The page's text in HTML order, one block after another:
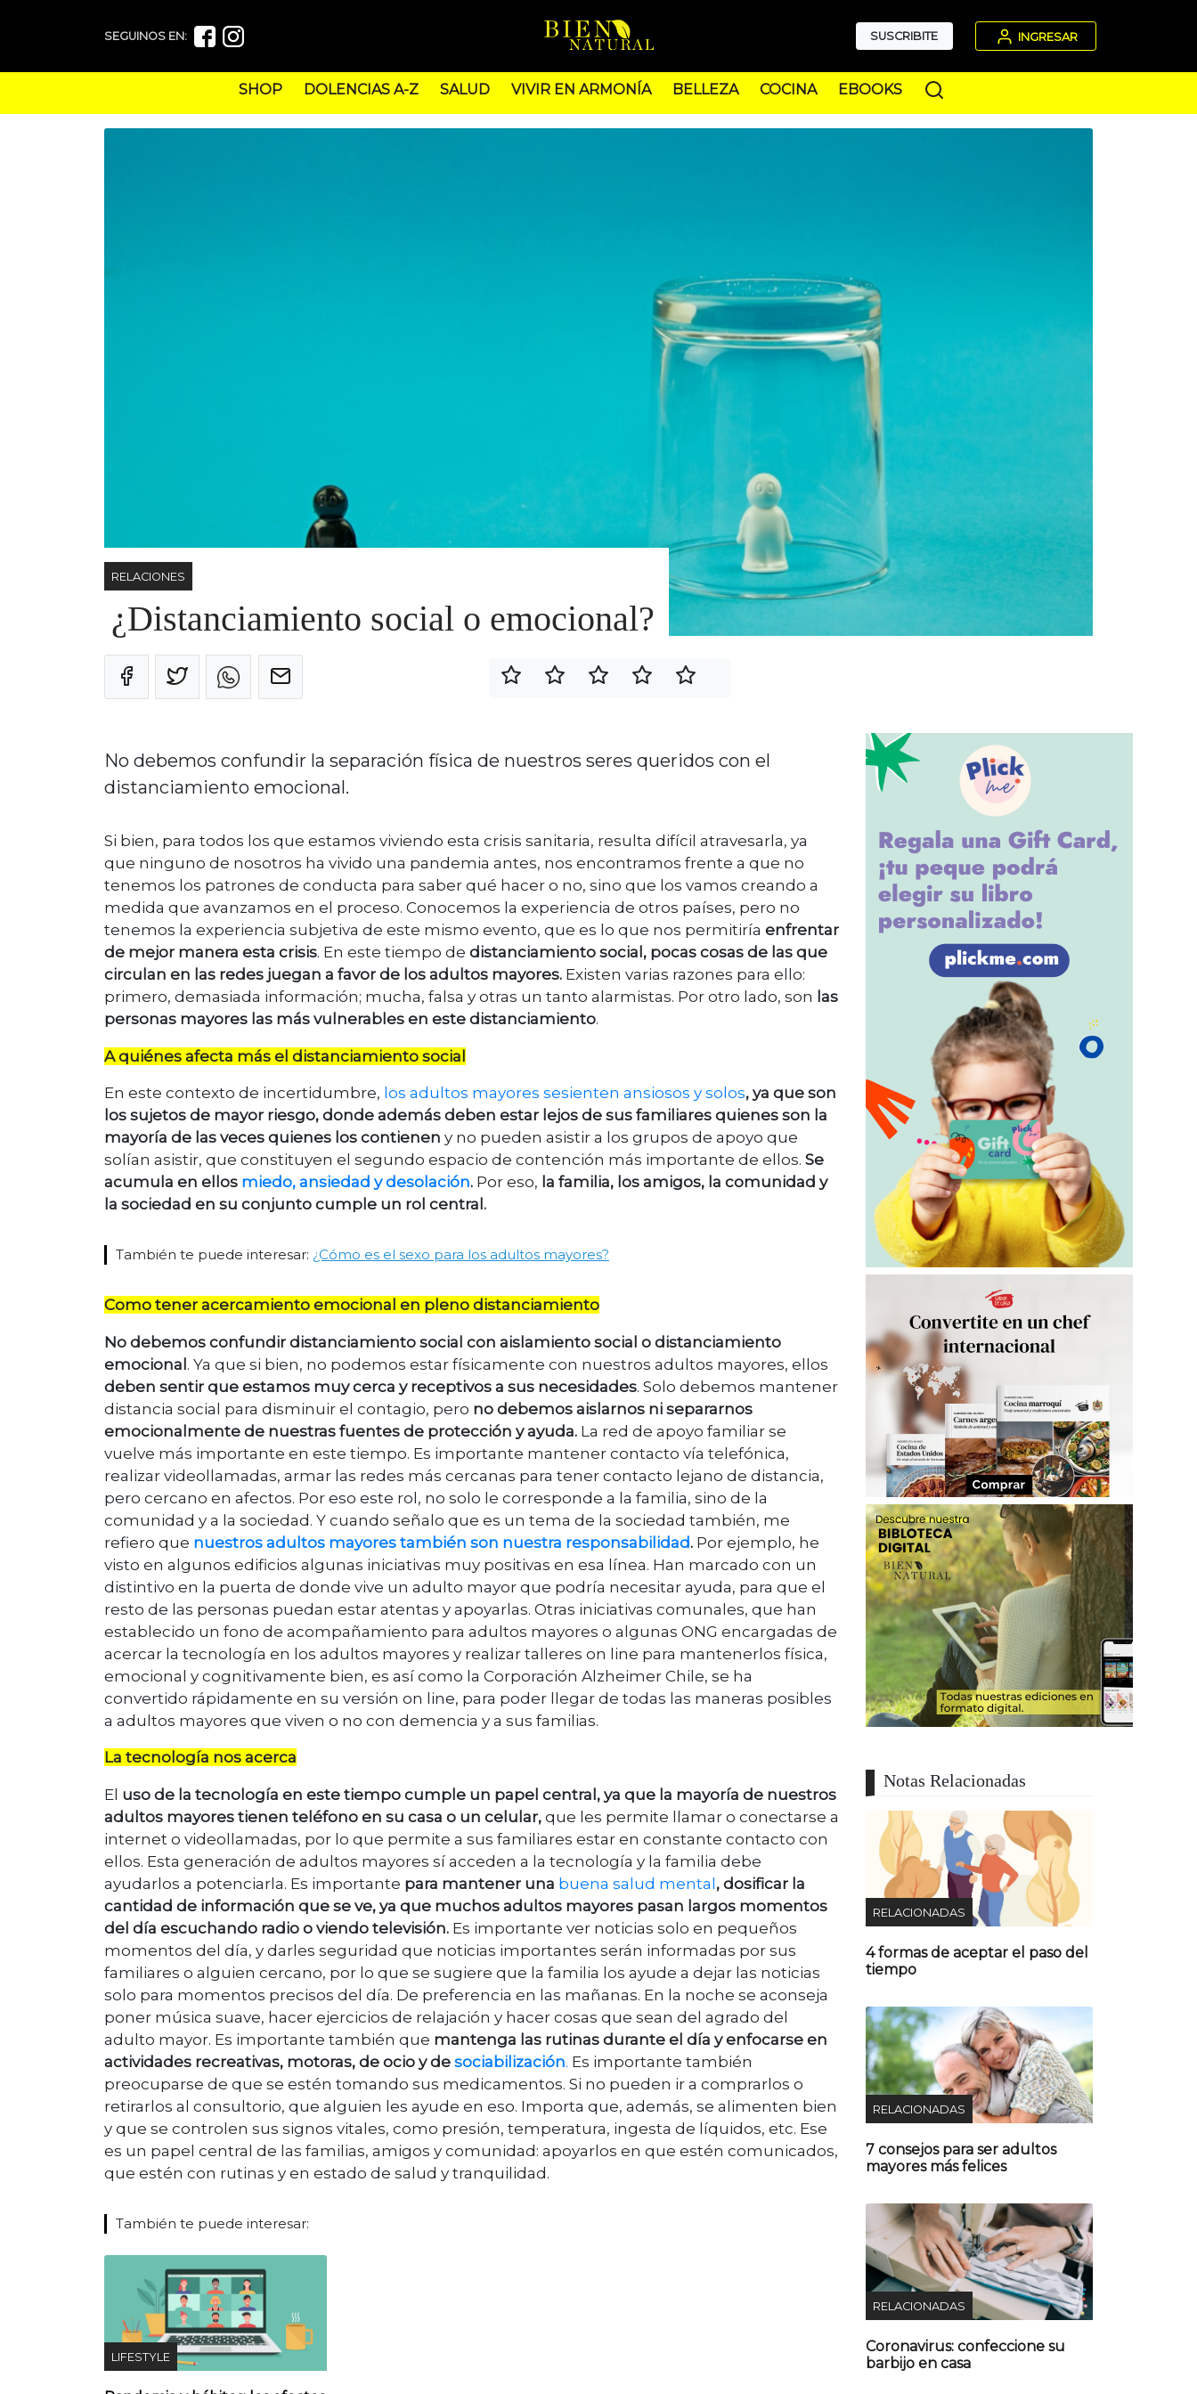
SEGUINOS EN: SUSCRIBITE INGRESAR
SHOP DOLENCIAS A-Z SALUD VIVIR EN ARMONÍA BELLEZA COCINA EBOOKS
RELACIONES
¿Distanciamiento social o emocional?
No debemos confundir la separación física de nuestros seres queridos con el
distanciamiento emocional.
Si bien, para todos los que estamos viviendo esta crisis sanitaria, resulta difícil atravesarla, ya
que ninguno de nosotros ha vivido una pandemia antes, nos encontramos frente a que no
tenemos los patrones de conducta para saber qué hacer o no, sino que los vamos creando a
medida que avanzamos en el proceso. Conocemos la experiencia de otros países, pero no
tenemos la experiencia subjetiva de este mismo evento, que es lo que nos permitiría enfrentar
de mejor manera esta crisis. En este tiempo de distanciamiento social, pocas cosas de las que
circulan en las redes juegan a favor de los adultos mayores. Existen varias razones para ello:
primero, demasiada información; mucha, falsa y otras un tanto alarmistas. Por otro lado, son las
personas mayores las más vulnerables en este distanciamiento.
A quiénes afecta más el distanciamiento social
En este contexto de incertidumbre, los adultos mayores sesienten ansiosos y solos, ya que son
los sujetos de mayor riesgo, donde además deben estar lejos de sus familiares quienes son la
mayoría de las veces quienes los contienen y no pueden asistir a los grupos de apoyo que
solían asistir, que constituyen el segundo espacio de contención más importante de ellos. Se
acumula en ellos miedo, ansiedad y desolación. Por eso, la familia, los amigos, la comunidad y
la sociedad en su conjunto cumple un rol central.
También te puede interesar: ¿Cómo es el sexo para los adultos mayores?
Como tener acercamiento emocional en pleno distanciamiento
No debemos confundir distanciamiento social con aislamiento social o distanciamiento
emocional. Ya que si bien, no podemos estar físicamente con nuestros adultos mayores, ellos
deben sentir que estamos muy cerca y receptivos a sus necesidades. Solo debemos mantener
distancia social para disminuir el contagio, pero no debemos aislarnos ni separarnos
emocionalmente de nuestras fuentes de protección y ayuda. La red de apoyo familiar se
vuelve más importante en este tiempo. Es importante mantener contacto vía telefónica,
realizar videollamadas, armar las redes más cercanas para tener contacto lejano de distancia,
pero cercano en afectos. Por eso este rol, no solo le corresponde a la familia, sino de la
comunidad y a la sociedad. Y cuando señalo que es un tema de la sociedad también, me
refiero que nuestros adultos mayores también son nuestra responsabilidad. Por ejemplo, he
visto en algunos edificios algunas iniciativas muy positivas en esa línea. Han marcado con un
distintivo en la puerta de donde vive un adulto mayor que podría necesitar ayuda, para que el
resto de las personas puedan estar atentas y apoyarlas. Otras iniciativas comunales, que han
establecido un fono de acompañamiento para adultos mayores o algunas ONG encargadas de
acercar la tecnología en los adultos mayores y realizar talleres on line para mantenerlos física,
emocional y cognitivamente bien, es así como la Corporación Alzheimer Chile, se ha
convertido rápidamente en su versión on line, para poder llegar de todas las maneras posibles
a adultos mayores que viven o no con demencia y a sus familias.
La tecnología nos acerca
El uso de la tecnología en este tiempo cumple un papel central, ya que la mayoría de nuestros
adultos mayores tienen teléfono en su casa o un celular, que les permite llamar o conectarse a
internet o videollamadas, por lo que permite a sus familiares estar en constante contacto con
ellos. Esta generación de adultos mayores sí acceden a la tecnología y la familia debe
ayudarlos a potenciarla. Es importante para mantener una buena salud mental, dosificar la
cantidad de información que se ve, ya que muchos adultos mayores pasan largos momentos
del día escuchando radio o viendo televisión. Es importante ver noticias solo en pequeños
momentos del día, y darles seguridad que noticias importantes serán informadas por sus
familiares o alguien cercano, por lo que se sugiere que la familia los ayude a dejar las noticias
solo para momentos precisos del día. De preferencia en las mañanas. En la noche se aconseja
poner música suave, hacer ejercicios de relajación y hacer cosas que sean del agrado del
adulto mayor. Es importante también que mantenga las rutinas durante el día y enfocarse en
actividades recreativas, motoras, de ocio y de sociabilización. Es importante también
preocuparse de que se estén tomando sus medicamentos. Si no pueden ir a comprarlos o
retirarlos al consultorio, que alguien les ayude en eso. Importa que, además, se alimenten bien
y que se controlen sus signos vitales, como presión, temperatura, ingesta de líquidos, etc. Ese
es un papel central de las familias, amigos y comunidad: apoyarlos en que estén comunicados,
que estén con rutinas y en estado de salud y tranquilidad.
También te puede interesar:
LIFESTYLE
Notas Relacionadas
RELACIONADAS
4 formas de aceptar el paso del
tiempo
RELACIONADAS
7 consejos para ser adultos
mayores más felices
RELACIONADAS
Coronavirus: confeccione su
barbijo en casa